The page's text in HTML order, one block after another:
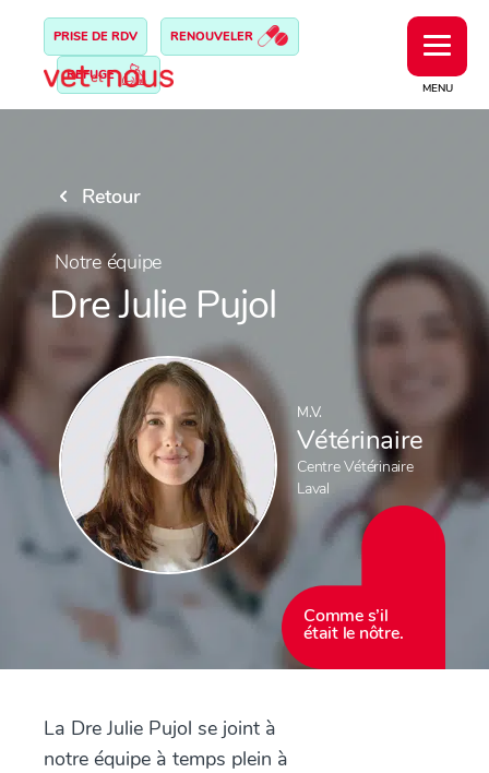
MENU
PRISE DE RDV RENOUVELER
REFUGE
Retour
Notre équipe
Dre Julie Pujol
M.V.
Vétérinaire
Centre Vétérinaire
Laval
Comme s’il
était le nôtre.
La Dre Julie Pujol se joint à
notre équipe à temps plein à